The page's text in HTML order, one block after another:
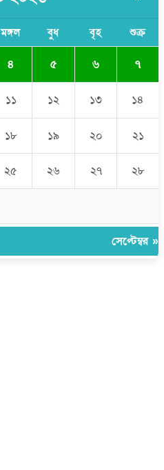
পেট্রলবোমা বিস্ফোরণ
মঙ্গল বুধ বৃহ শুক্র
৪ ৫ ৬ ৭
১১ ১২ ১৩ ১৪
১৮ ১৯ ২০ ২১
২৫ ২৬ ২৭ ২৮
সেপ্টেম্বর »